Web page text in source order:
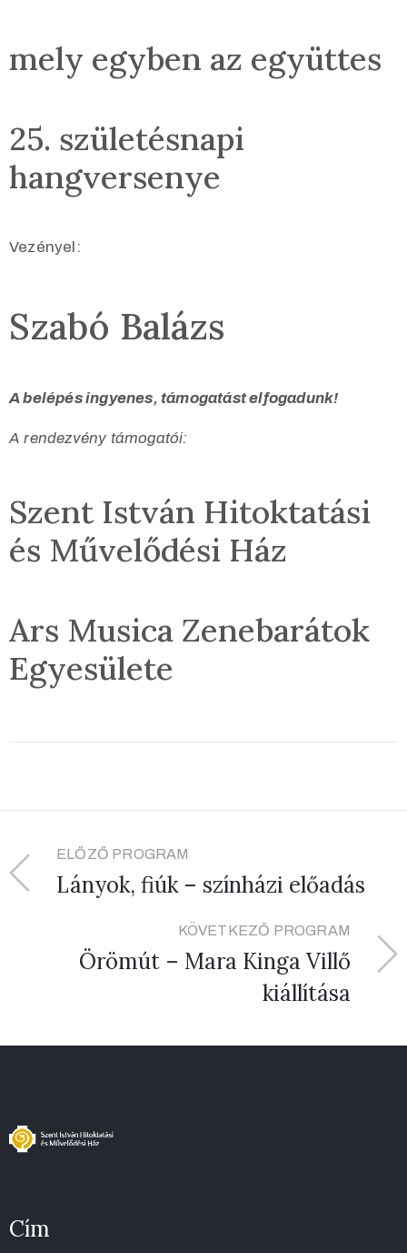
mely egyben az együttes
25. születésnapi
hangversenye
Vezényel:
Szabó Balázs
A belépés ingyenes, támogatást elfogadunk!
A rendezvény támogatói:
Szent István Hitoktatási
és Művelődési Ház
Ars Musica Zenebarátok
Egyesülete
ELŐZŐ PROGRAM
Lányok, fiúk – színházi előadás
KÖVETKEZŐ PROGRAM
Örömút – Mara Kinga Villő
kiállítása
Cím